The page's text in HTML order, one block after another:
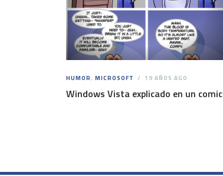
HUMOR, MICROSOFT 19 AÑOS AGO
Windows Vista explicado en un comic